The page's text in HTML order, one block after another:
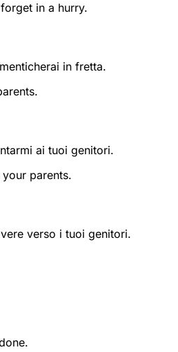
in a hurry.
in fretta.
ai tuoi genitori.
parents.
verso i tuoi genitori.